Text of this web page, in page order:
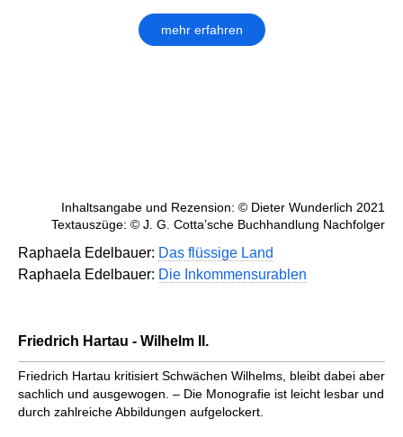
mehr erfahren
Inhaltsangabe und Rezension: © Dieter Wunderlich 2021
Textauszüge: © J. G. Cotta’sche Buchhandlung Nachfolger
Raphaela Edelbauer: Das flüssige Land
Raphaela Edelbauer: Die Inkommensurablen
Friedrich Hartau - Wilhelm II.
Friedrich Hartau kritisiert Schwächen Wilhelms, bleibt dabei aber
sachlich und ausgewogen. – Die Monografie ist leicht lesbar und
durch zahlreiche Abbildungen aufgelockert.